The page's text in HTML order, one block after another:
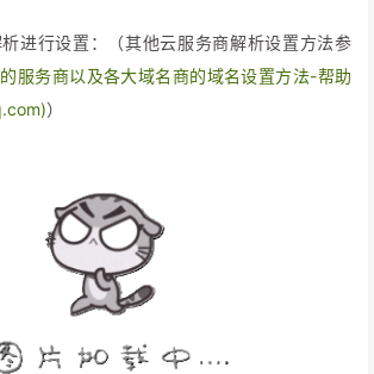
进行设置：（其他云服务商解析设置方法参
服务商以及各大域名商的域名设置方法-帮助
）